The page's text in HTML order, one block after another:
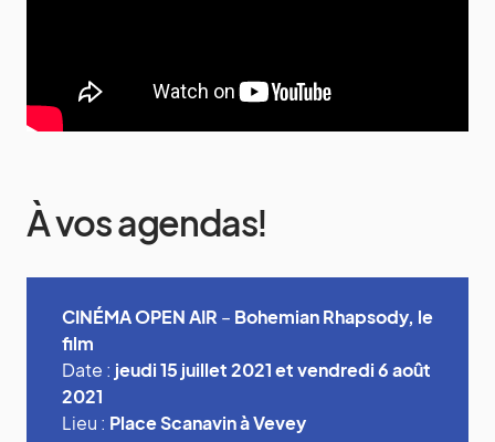
À vos agendas!
CINÉMA OPEN AIR – Bohemian Rhapsody, le
film
Date : jeudi 15 juillet 2021et vendredi 6 août
2021
Lieu : Place Scanavin à Vevey